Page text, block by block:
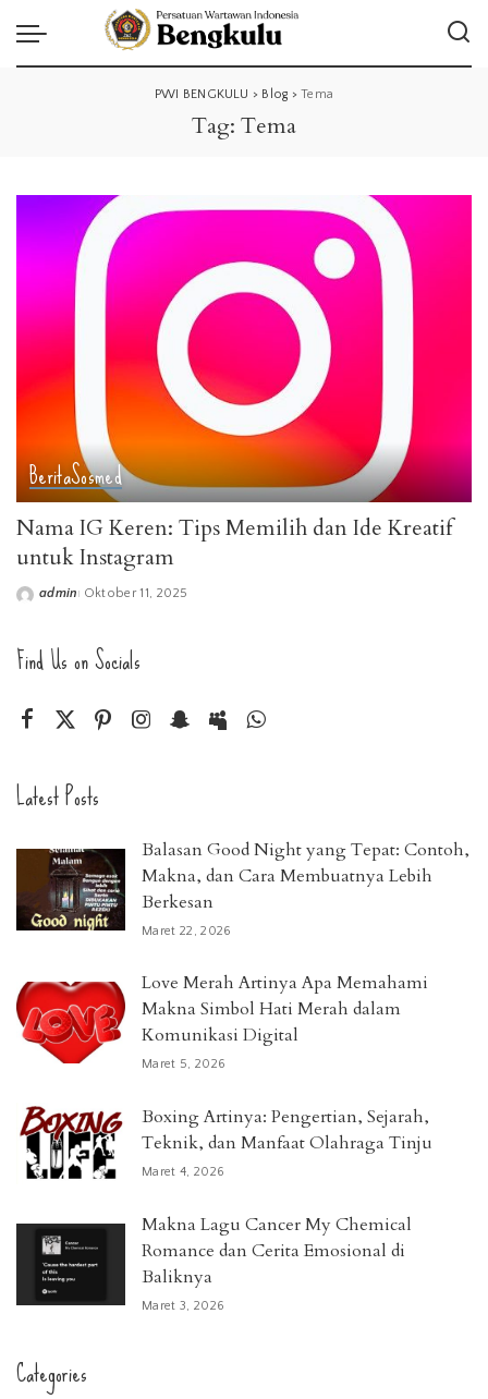
PWI BENGKULU > Blog >Tema
Tag: Tema
BeritaSosmed
Nama IG Keren: Tips Memilih dan Ide Kreatif
untuk Instagram
Posted
admin Oktober 11, 2025
Find Us on Socials
Latest Posts
Balasan Good Night yang Tepat: Contoh,
Makna, dan Cara Membuatnya Lebih
Berkesan
Maret 22, 2026
Love Merah Artinya Apa Memahami
Makna Simbol Hati Merah dalam
Komunikasi Digital
Maret 5, 2026
Boxing Artinya: Pengertian, Sejarah,
Teknik, dan Manfaat Olahraga Tinju
Maret 4, 2026
Makna Lagu Cancer My Chemical
Romance dan Cerita Emosional di
Baliknya
Maret 3, 2026
Categories